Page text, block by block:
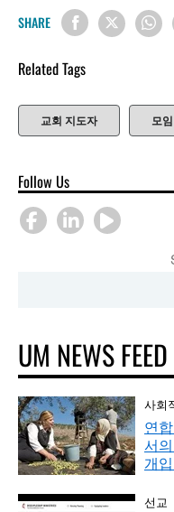
SHARE
Related Tags
교회 지도자 모임
Follow Us
UM NEWS FEED
사회
연
서
개
선교